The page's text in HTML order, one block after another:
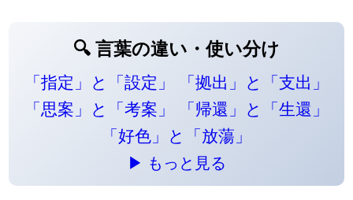
🔍 言葉の違い・使い分け
「指定」と「設定」
「拠出」と「支出」
「思案」と「考案」
「帰還」と「生還」
「好色」と「放蕩」
▶ もっと見る